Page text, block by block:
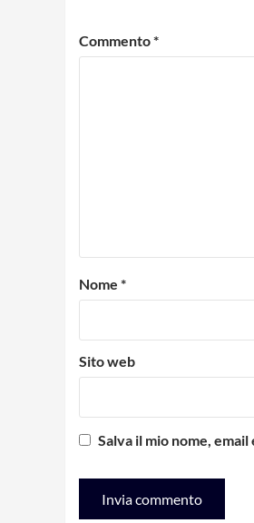
Commento*
Nome *
Sito web
Salva il mio nome,